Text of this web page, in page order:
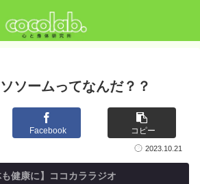
ソームってなんだ？？
Facebook コピー
2023.10.21
も健康に】ココカララジオ